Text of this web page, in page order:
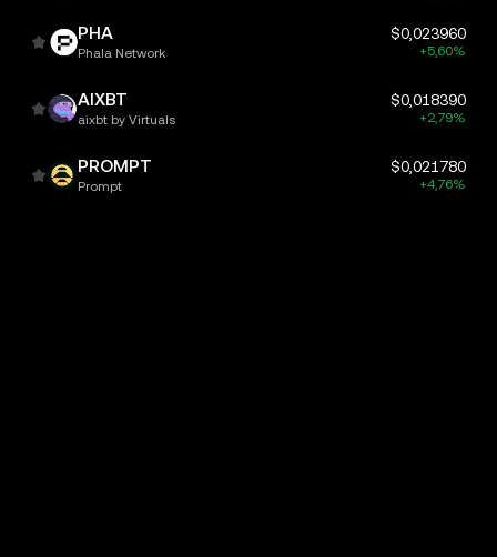
PHA
Phala Network
$0,023960
+5,60%
AIXBT
aixbt by Virtuals
$0,018390
+2,79%
PROMPT
Prompt
$0,021780
+4,76%